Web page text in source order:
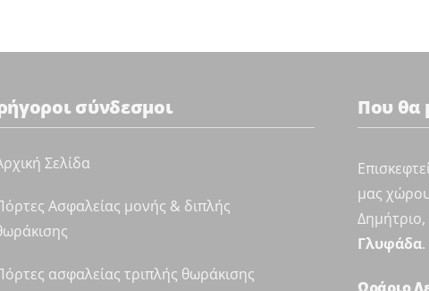
σύνδεσμοι
Σελίδα
Ασφαλείας μονής & διπλής
ασφαλείας τριπλής θωράκισης
Που θα
μας
Γλυφάδα.